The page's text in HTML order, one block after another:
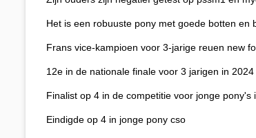
Het is een robuuste pony met goede botten en
Frans vice-kampioen voor 3-jarige reuen new
12e in de nationale finale voor 3 jarigen in 2024
Finalist op 4 in de competitie voor jonge pony's
Eindigde op 4 in jonge pony cso